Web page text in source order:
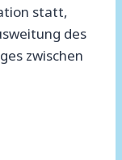
statt,
des
zwischen